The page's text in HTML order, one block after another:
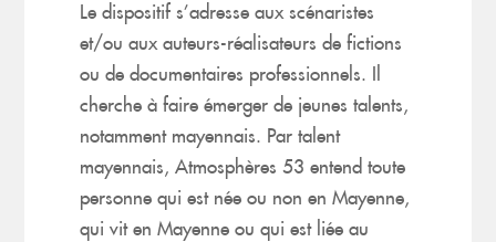
Le dispositif s’adresse aux scénaristes
et/ou aux auteurs-réalisateurs de fictions
ou de documentaires professionnels. Il
cherche à faire émerger de jeunes talents,
notamment mayennais. Par talent
mayennais, Atmosphères 53 entend toute
personne qui est née ou non en Mayenne,
qui vit en Mayenne ou qui est liée au